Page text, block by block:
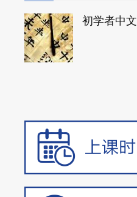
初学者中文